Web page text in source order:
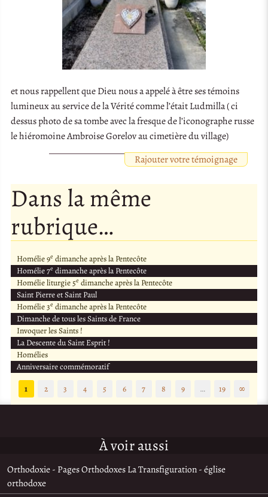
et nous rappellent que Dieu nous a appelé à être ses témoins
lumineux au service de la Vérité comme l’était Ludmilla ( ci
dessus photo de sa tombe avec la fresque de l’iconographe russe
le hiéromoine Ambroise Gorelov au cimetière du village)
Rajouter votre témoignage
Dans la même
rubrique…
Homélie 9e dimanche après la Pentecôte
Homélie 7e dimanche après la Pentecôte
Homélie liturgie 5e dimanche après la Pentecôte
Saint Pierre et Saint Paul
Homélie 3e dimanche après la Pentecôte
Dimanche de tous les Saints de France
Invoquer les Saints !
La Descente du Saint Esprit !
Homélies
Anniversaire commémoratif
1
2 3 4 5 6 7 8 9 … 19 ∞
À voir aussi
Orthodoxie - Pages Orthodoxes La Transfiguration - église
orthodoxe